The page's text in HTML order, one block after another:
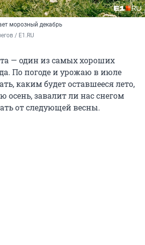
морозный декабрь
/ E1.RU
— один из самых хороших
По погоде и урожаю в июле
каким будет оставшееся лето,
завалит ли нас снегом
от следующей весны.